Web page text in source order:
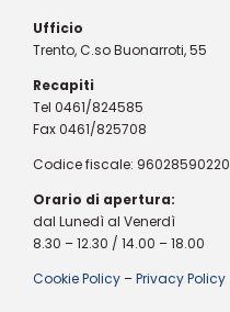
Ufficio
Trento, C.so Buonarroti, 55
Recapiti
Tel 0461/824585
Fax 0461/825708
Codice fiscale: 96028590220
Orario di apertura:
dal Lunedì al Venerdì
8.30 – 12.30 / 14.00 – 18.00
Cookie Policy –Privacy Policy